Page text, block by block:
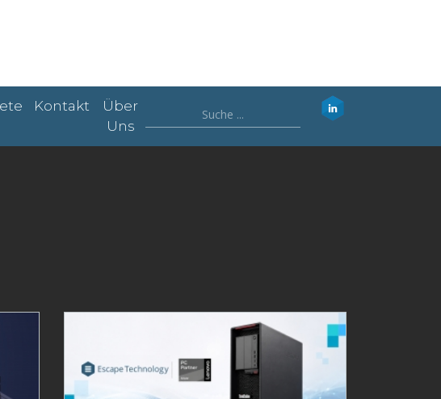
Kontakt
Über
Uns